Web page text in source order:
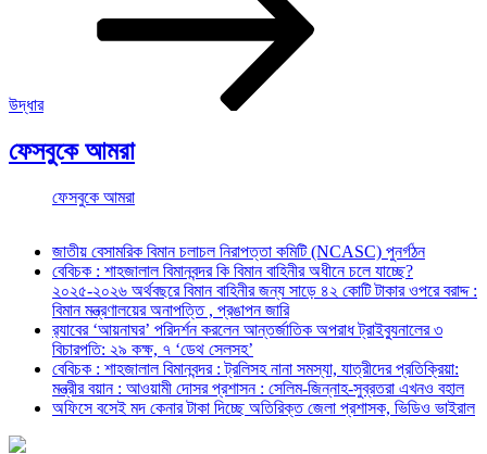
উদ্ধার
ফেসবুকে আমরা
ফেসবুকে আমরা
জাতীয় বেসামরিক বিমান চলাচল নিরাপত্তা কমিটি (NCASC) পুনর্গঠন
বেবিচক : শাহজালাল বিমানবন্দর কি বিমান বাহিনীর অধীনে চলে যাচ্ছে?
২০২৫-২০২৬ অর্থবছরে বিমান বাহিনীর জন্য সাড়ে ৪২ কোটি টাকার ওপরে বরাদ্দ :
বিমান মন্ত্রণালয়ের অনাপত্তি , প্রঙাপন জারি
র‍্যাবের ‘আয়নাঘর’ পরিদর্শন করলেন আন্তর্জাতিক অপরাধ ট্রাইব্যুনালের ৩
বিচারপতি: ২৯ কক্ষ, ৭ ‘ডেথ সেলসহ’
বেবিচক : শাহজালাল বিমানবন্দর : ট্রলিসহ নানা সমস্যা, যাত্রীদের প্রতিক্রিয়া:
মন্ত্রীর বয়ান : আওয়ামী দোসর প্রশাসন : সেলিম-জিন্নাহ-সুব্রতরা এখনও বহাল
অফিসে বসেই মদ কেনার টাকা দিচ্ছে অতিরিক্ত জেলা প্রশাসক, ভিডিও ভাইরাল